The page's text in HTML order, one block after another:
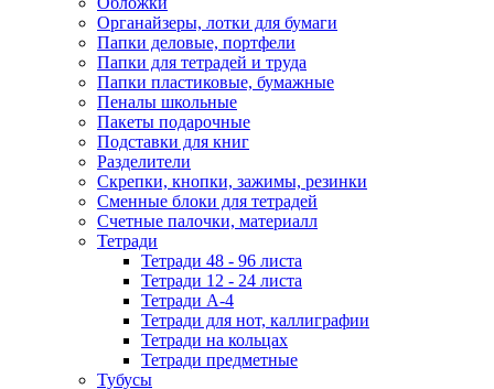
Органайзеры, лотки для бумаги
Папки деловые, портфели
Папки для тетрадей и труда
Папки пластиковые, бумажные
Пеналы школьные
Пакеты подарочные
Подставки для книг
Разделители
Скрепки, кнопки, зажимы, резинки
Сменные блоки для тетрадей
Счетные палочки, материалл
Тетради
Тетради 48 - 96 листа
Тетради 12 - 24 листа
Тетради А-4
Тетради для нот, каллиграфии
Тетради на кольцах
Тетради предметные
Тубусы